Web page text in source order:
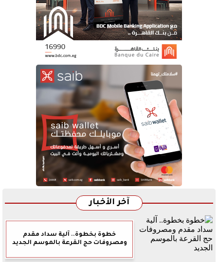
آخر الأخبار
خطوة بخطوة.. آلية سداد مقدم
ومصروفات حج القرعة بالموسم الجديد